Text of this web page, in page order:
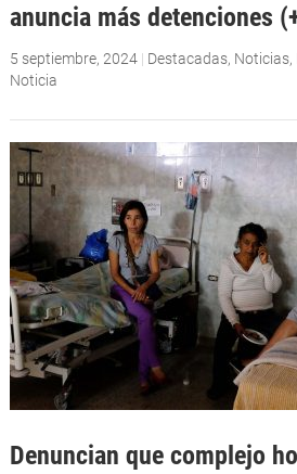
anuncia más detenciones
5 septiembre, 2024| Destacadas, Noticias,
Noticia
Denuncian que complejo